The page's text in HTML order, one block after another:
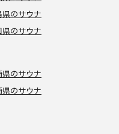
県のサウナ
県のサウナ
県のサウナ
県のサウナ